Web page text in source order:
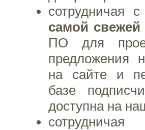
сотрудничая
самой
ПО для
предложения
на сайте и
базе
доступна на